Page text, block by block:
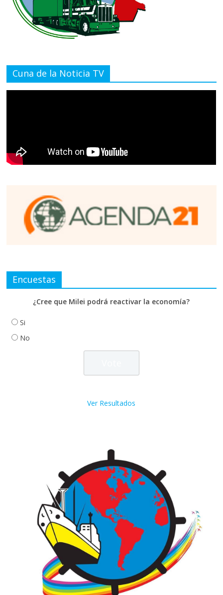
Cuna de la Noticia TV
Encuestas
¿Cree que Milei podrá reactivar la economía?
Si
No
Ver Resultados